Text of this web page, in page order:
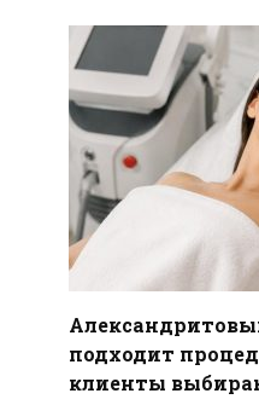
подходит
клиенты